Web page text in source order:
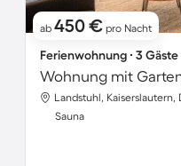
ab 450 € pro Nacht
Ferienwohnung ∙ 3
Landstuhl, Kaiserslautern,
Sauna